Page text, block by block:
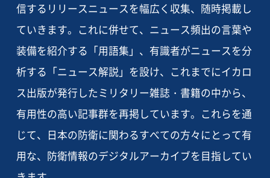
信するリリースニュースを幅広く収集、随時掲載し
ていきます。これに併せて、ニュース頻出の言葉や
装備を紹介する「用語集」、有識者がニュースを分
析する「ニュース解説」を設け、これまでにイカロ
ス出版が発行したミリタリー雑誌・書籍の中から、
有用性の高い記事群を再掲しています。これらを通
じて、日本の防衛に関わるすべての方々にとって有
用な、防衛情報のデジタルアーカイブを目指してい